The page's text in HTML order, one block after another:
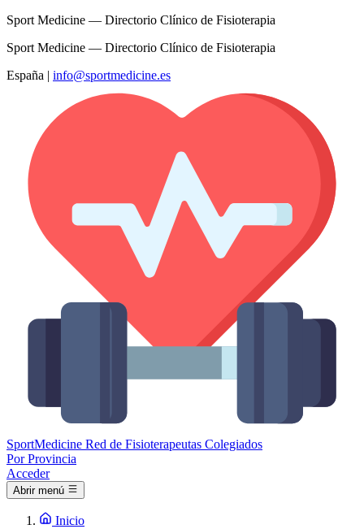
Sport Medicine — Directorio Clínico de Fisioterapia
Sport Medicine — Directorio Clínico de Fisioterapia
España | info@sportmedicine.es
SportMedicine Red de Fisioterapeutas Colegiados
Por Provincia
Acceder
Abrir menú
Inicio